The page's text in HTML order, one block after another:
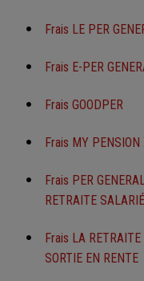
Frais LE PER
Frais E-PER
Frais GOODPER
Frais MY PENSION
Frais PER
RETRAITE
Frais LA
SORTIE EN RENTE